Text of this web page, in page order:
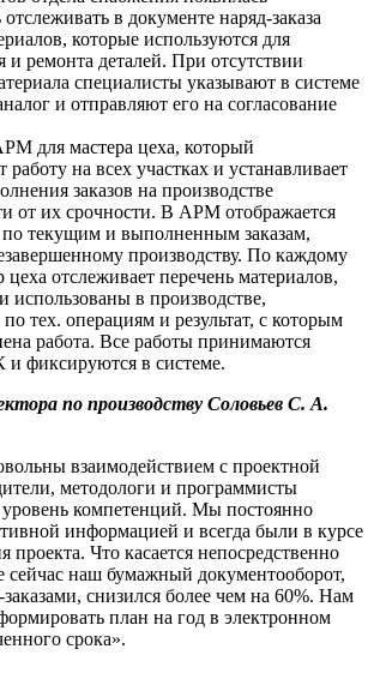
в документе наряд-заказа
которые используются для
и ремонта деталей. При отсутствии
специалисты указывают в системе
и отправляют его на согласование
для мастера цеха, который
работу на всех участках и устанавливает
заказов на производстве
от их срочности. В АРМ отображается
текущим и выполненным заказам,
производству. По каждому
цеха отслеживает перечень материалов,
использованы в производстве,
тех. операциям и результат, с которым
работа. Все работы принимаются
фиксируются в системе.
по производству Соловьев С. А.
взаимодействием с проектной
методологи и программисты
компетенций. Мы постоянно
информацией и всегда были в курсе
проекта. Что касается непосредственно
сейчас наш бумажный документооборот,
снизился более чем на 60%. Нам
план на год в электронном
срока».